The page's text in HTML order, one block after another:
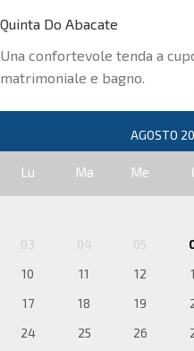
Quinta Do Abacate
Una confortevole tenda a
matrimoniale e bagno.
Lu Ma Me
03
04 05
10
11 12
17
18 19
24
25 26